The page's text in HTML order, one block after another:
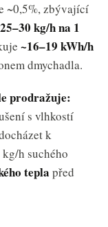
~0,5%, zbývající
kg/h na 1
~16–19 kWh/h
dmychadla.
prodražuje:
s vlhkostí
k
h suchého
tepla před